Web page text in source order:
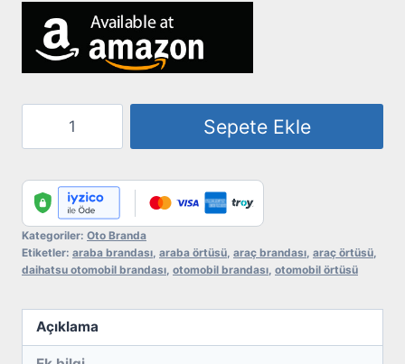
Daihatsu
adet
Sepete Ekle
Kategoriler: Oto Branda
Etiketler: araba brandası araba örtüsü araç brandası araç örtüsü
daihatsu otomobil brandası otomobil brandası otomobil örtüsü
Açıklama